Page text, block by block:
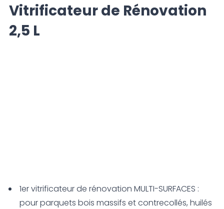
Vitrificateur de Rénovation
2,5 L
1er vitrificateur de rénovation MULTI-SURFACES :
pour parquets bois massifs et contrecollés, huilés